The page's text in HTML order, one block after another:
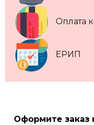
Оплата
Оформите заказ